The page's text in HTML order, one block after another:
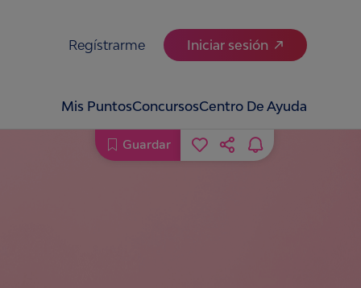
Regístrarme Iniciar sesión
Mis PuntosConcursosCentro De Ayuda
Guardar